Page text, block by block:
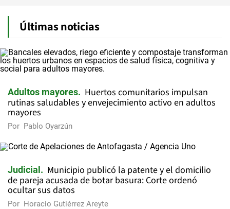
Últimas noticias
Adultos mayores
Huertos comunitarios impulsan
rutinas saludables y envejecimiento activo en adultos
mayores
Por Pablo Oyarzún
Judicial
Municipio publicó la patente y el domicilio
de pareja acusada de botar basura: Corte ordenó
ocultar sus datos
Por Horacio Gutiérrez Areyte